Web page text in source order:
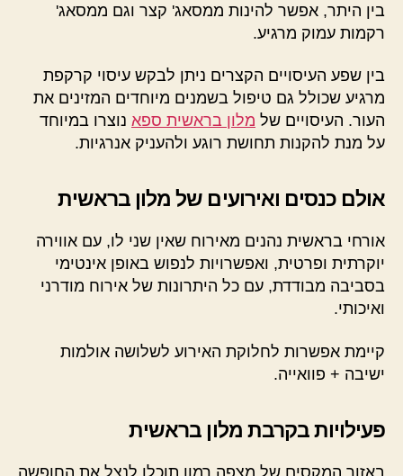
בין היתר, אפשר להינות ממסאג' קצר וגם ממסאג'
רקמות עמוק מרגיע.
בין שפע העיסויים הקצרים ניתן לבקש עיסוי קרקפת
מרגיע שכולל גם טיפול בשמנים מיוחדים המזינים את
העור. העיסויים של מלון בראשית ספא נוצרו במיוחד
על מנת להקנות תחושת רוגע ולהעניק אנרגיות.
אולם כנסים ואירועים של מלון בראשית
אורחי בראשית נהנים מאירוח שאין שני לו, עם אווירה
יוקרתית ופרטית, ואפשרויות לנפוש באופן אינטימי
בסביבה מבודדת, עם כל היתרונות של אירוח מודרני
ואיכותי.
קיימת אפשרות לחלוקת האירוע לשלושה אולמות
ישיבה + פוואייה.
פעילויות בקרבת מלון בראשית
באזור המקסים של מצפה רמון תוכלו לנצל את החופשה